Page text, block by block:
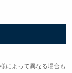
によって異なる場合も